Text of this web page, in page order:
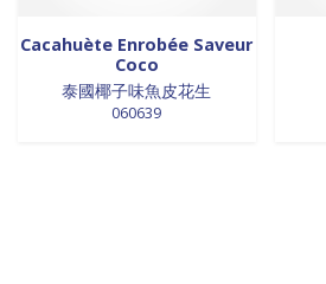
Cacahuète Enrobée Saveur
Coco
泰國椰子味魚皮花生
060639